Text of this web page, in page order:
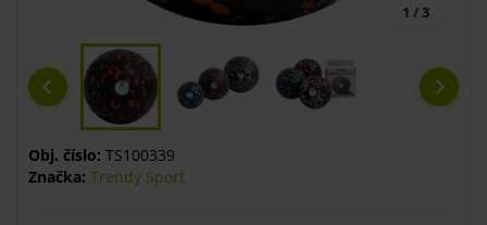
1 / 3
Obj. číslo: TS100339
Značka: Trendy Sport